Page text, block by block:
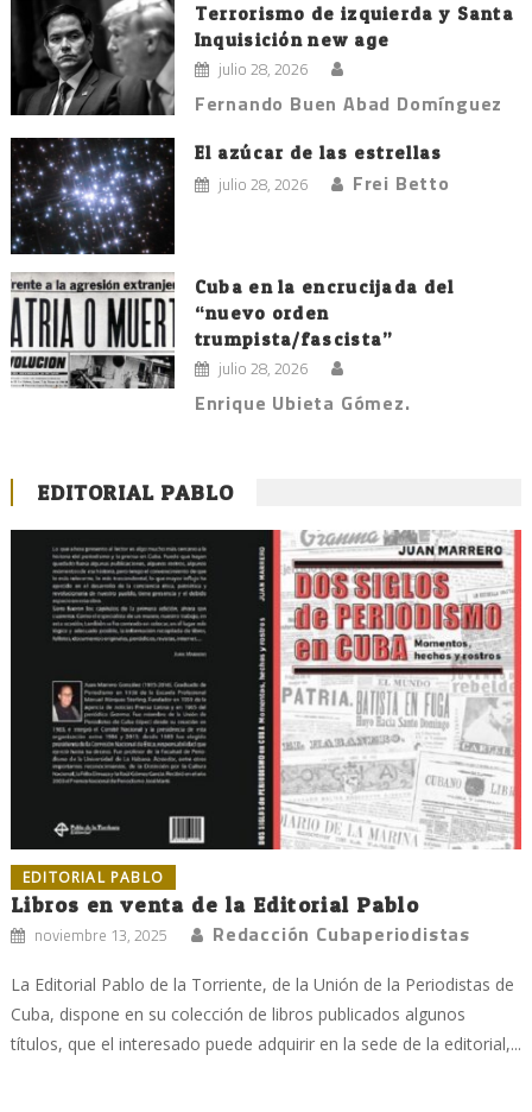
Terrorismo de izquierda y Santa
Inquisición new age
julio 28, 2026
Fernando Buen Abad Domínguez
El azúcar de las estrellas
julio 28, 2026 Frei Betto
Cuba en la encrucijada del
“nuevo orden
trumpista/fascista”
julio 28, 2026
Enrique Ubieta Gómez.
EDITORIAL PABLO
EDITORIAL PABLO
Libros en venta de la Editorial Pablo
noviembre 13, 2025 Redacción Cubaperiodistas
La Editorial Pablo de la Torriente, de la Unión de la Periodistas de
Cuba, dispone en su colección de libros publicados algunos
títulos, que el interesado puede adquirir en la sede de la editorial,...